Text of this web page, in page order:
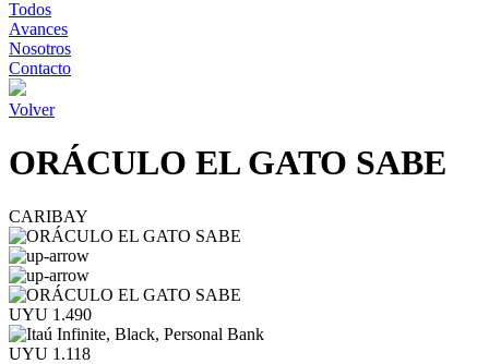
Todos
Avances
Nosotros
Contacto
Volver
ORÁCULO EL GATO SABE
CARIBAY
UYU 1.490
UYU 1.118